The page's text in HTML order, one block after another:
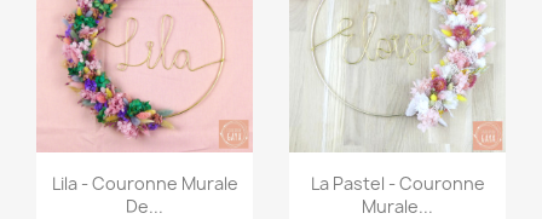
Aperçu rapide
Lila - Couronne Murale
De...
Aperçu rapide
La Pastel - Couronne
Murale...